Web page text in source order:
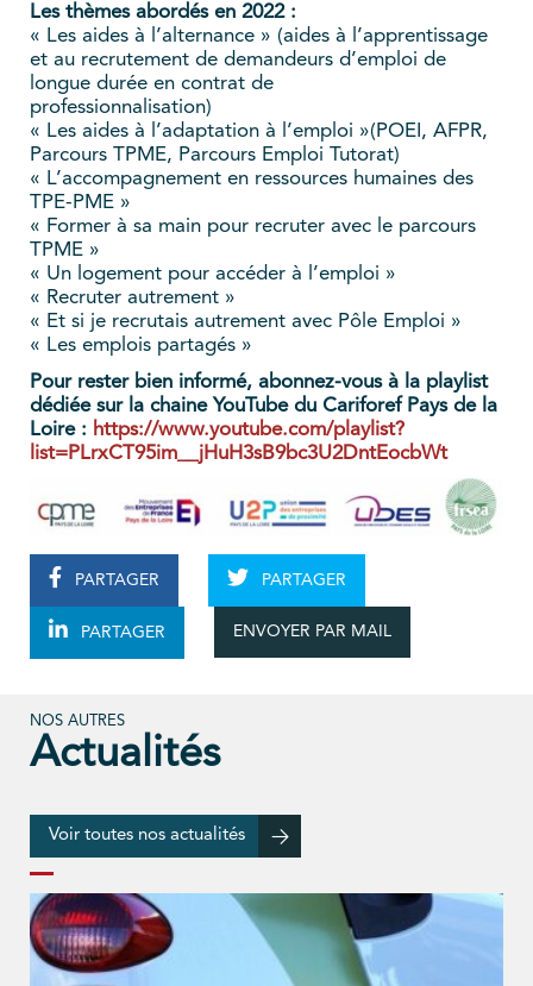
Les thèmes abordés en 2022 :
« Les aides à l’alternance » (aides à l’apprentissage
et au recrutement de demandeurs d’emploi de
longue durée en contrat de
professionnalisation)
« Les aides à l’adaptation à l’emploi »(POEI, AFPR,
Parcours TPME, Parcours Emploi Tutorat)
« L’accompagnement en ressources humaines des
TPE-PME »
« Former à sa main pour recruter avec le parcours
TPME »
« Un logement pour accéder à l’emploi »
« Recruter autrement »
« Et si je recrutais autrement avec Pôle Emploi »
« Les emplois partagés »
Pour rester bien informé, abonnez-vous à la playlist
dédiée sur la chaine YouTube du Cariforef Pays de la
Loire : https://www.youtube.com/playlist?
list=PLrxCT95im__jHuH3sB9bc3U2DntEocbWt
PARTAGER PARTAGER
PARTAGER ENVOYER PAR MAIL
NOS AUTRES
Actualités
Voir toutes nos actualités